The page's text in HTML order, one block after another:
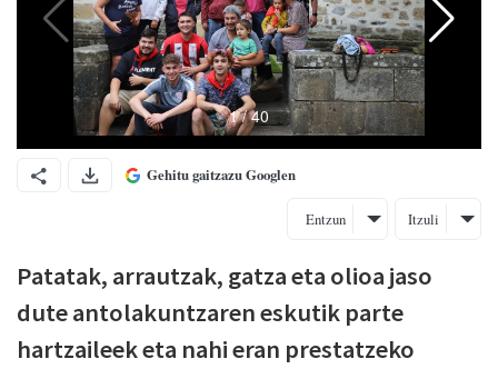
Gehitu gaitzazu Googlen
Entzun Itzuli
Patatak, arrautzak, gatza eta olioa jaso
dute antolakuntzaren eskutik parte
hartzaileek eta nahi eran prestatzeko